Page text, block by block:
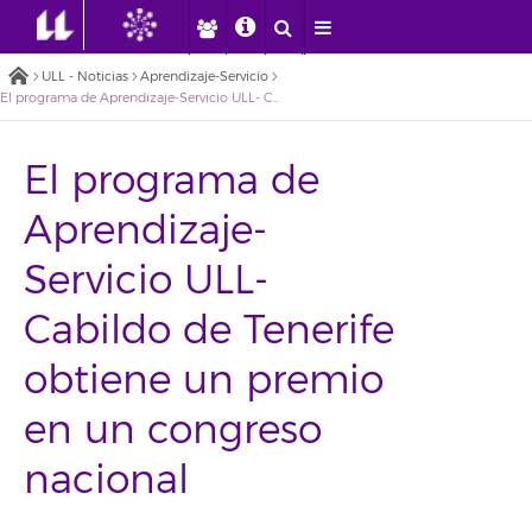
ULL - Noticias
Aprendizaje-Servicio
El programa de Aprendizaje-Servicio ULL- Cabildo de Tenerife obtiene un premio en un congreso nacional
El programa de
Aprendizaje-
Servicio ULL-
Cabildo de Tenerife
obtiene un premio
en un congreso
nacional